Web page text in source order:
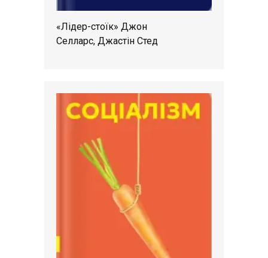
«Лідер-стоїк» Джон
Селларс, Джастін Стед